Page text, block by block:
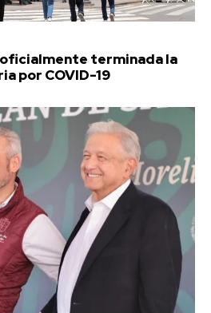
terminada la
por COVID-19